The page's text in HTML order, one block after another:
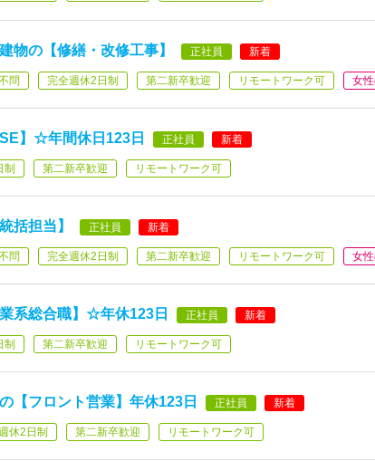
物の【修繕・改修工事】 正社員 新着
問 完全週休2日制 第二新卒歓迎 リモートワーク可 女
】☆年間休日123日 正社員 新着
制 第二新卒歓迎 リモートワーク可
括担当】 正社員 新着
問 完全週休2日制 第二新卒歓迎 リモートワーク可 女
系総合職】☆年休123日 正社員 新着
制 第二新卒歓迎 リモートワーク可
【フロント営業】年休123日 正社員 新着
休2日制 第二新卒歓迎 リモートワーク可